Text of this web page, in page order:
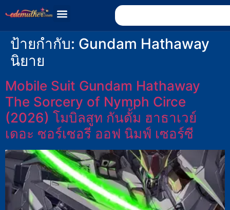
ป้ายกำกับ: Gundam Hathaway
นิยาย
Mobile Suit Gundam Hathaway
The Sorcery of Nymph Circe
(2026) โมบิลสูท กันดั้ม ฮาธาเวย์
เดอะ ซอร์เซอรี ออฟ นิมฟ์ เซอร์ซี